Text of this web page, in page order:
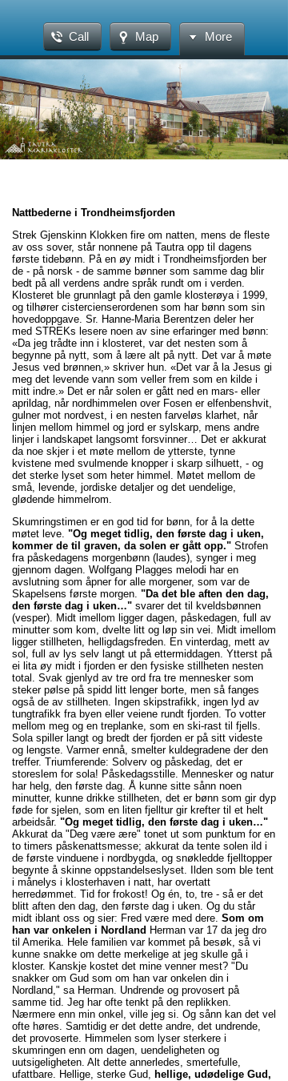
Call Map More
Nattbederne i Trondheimsfjorden
Strek Gjenskinn Klokken fire om natten, mens de fleste
av oss sover, står nonnene på Tautra opp til dagens
første tidebønn. På en øy midt i Trondheimsfjorden ber
de - på norsk - de samme bønner som samme dag blir
bedt på all verdens andre språk rundt om i verden.
Klosteret ble grunnlagt på den gamle klosterøya i 1999,
og tilhører cistercienserordenen som har bønn som sin
hovedoppgave. Sr. Hanne-Maria Berentzen deler her
med STREKs lesere noen av sine erfaringer med bønn:
«Da jeg trådte inn i klosteret, var det nesten som å
begynne på nytt, som å lære alt på nytt. Det var å møte
Jesus ved brønnen,» skriver hun. «Det var å la Jesus gi
meg det levende vann som veller frem som en kilde i
mitt indre.» Det er når solen er gått ned en mars- eller
aprildag, når nordhimmelen over Fosen er elfenbenshvit,
gulner mot nordvest, i en nesten farveløs klarhet, når
linjen mellom himmel og jord er sylskarp, mens andre
linjer i landskapet langsomt forsvinner… Det er akkurat
da noe skjer i et møte mellom de ytterste, tynne
kvistene med svulmende knopper i skarp silhuett, - og
det sterke lyset som heter himmel. Møtet mellom de
små, levende, jordiske detaljer og det uendelige,
glødende himmelrom.
Skumringstimen er en god tid for bønn, for å la dette
møtet leve. "Og meget tidlig, den første dag i uken,
kommer de til graven, da solen er gått opp." Strofen
fra påskedagens morgenbønn (laudes), synger i meg
gjennom dagen. Wolfgang Plagges melodi har en
avslutning som åpner for alle morgener, som var de
Skapelsens første morgen. "Da det ble aften den dag,
den første dag i uken…" svarer det til kveldsbønnen
(vesper). Midt imellom ligger dagen, påskedagen, full av
minutter som kom, dvelte litt og løp sin vei. Midt imellom
ligger stillheten, helligdagsfreden. En vinterdag, mett av
sol, full av lys selv langt ut på ettermiddagen. Ytterst på
ei lita øy midt i fjorden er den fysiske stillheten nesten
total. Svak gjenlyd av tre ord fra tre mennesker som
steker pølse på spidd litt lenger borte, men så fanges
også de av stillheten. Ingen skipstrafikk, ingen lyd av
tungtrafikk fra byen eller veiene rundt fjorden. To votter
mellom meg og en treplanke, som en ski-rast til fjells.
Sola spiller langt og bredt der fjorden er på sitt videste
og lengste. Varmer ennå, smelter kuldegradene der den
treffer. Triumferende: Solverv og påskedag, det er
storeslem for sola! Påskedagsstille. Mennesker og natur
har helg, den første dag. Å kunne sitte sånn noen
minutter, kunne drikke stillheten, det er bønn som gir dyp
føde for sjelen, som en liten fjelltur gir krefter til et helt
arbeidsår. "Og meget tidlig, den første dag i uken…"
Akkurat da "Deg være ære" tonet ut som punktum for en
to timers påskenattsmesse; akkurat da tente solen ild i
de første vinduene i nordbygda, og snøkledde fjelltopper
begynte å skinne oppstandelseslyset. Ilden som ble tent
i månelys i klosterhaven i natt, har overtatt
herredømmet. Tid for frokost! Og én, to, tre - så er det
blitt aften den dag, den første dag i uken. Og du står
midt iblant oss og sier: Fred være med dere. Som om
han var onkelen i Nordland Herman var 17 da jeg dro
til Amerika. Hele familien var kommet på besøk, så vi
kunne snakke om dette merkelige at jeg skulle gå i
kloster. Kanskje kostet det mine venner mest? "Du
snakker om Gud som om han var onkelen din i
Nordland," sa Herman. Undrende og provosert på
samme tid. Jeg har ofte tenkt på den replikken.
Nærmere enn min onkel, ville jeg si. Og sånn kan det vel
ofte høres. Samtidig er det dette andre, det undrende,
det provoserte. Himmelen som lyser sterkere i
skumringen enn om dagen, uendeligheten og
uutsigeligheten. Alt dette annerledes, smertefulle,
ufattbare. Hellige, sterke Gud,
hellige, udødelige Gud,